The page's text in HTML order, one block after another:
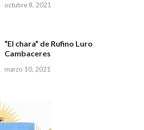
octubre 8, 2021
“El chara” de Rufino Luro
Cambaceres
marzo 10, 2021